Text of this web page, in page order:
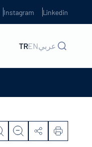
Instagram Linkedin
TRENعربي